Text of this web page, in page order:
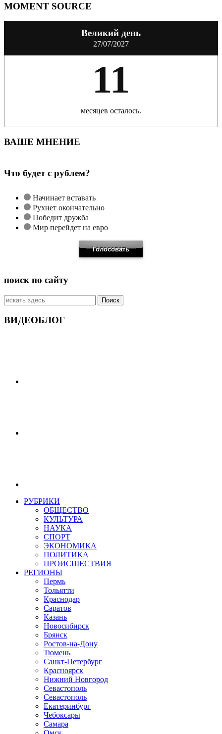
MOMENT SOURCE
Великий день
27/07/2027
11
месяцев осталось.
ВАШЕ МНЕНИЕ
Что будет с рублем?
Начинает вставать
Рухнет окончательно
Победит дружба
Мир перейдет на евро
поиск по сайту
Искать:
ВИДЕОБЛОГ
РУБРИКИ
ОБЩЕСТВО
КУЛЬТУРА
НАУКА
СПОРТ
ЭКОНОМИКА
ПОЛИТИКА
ПРОИСШЕСТВИЯ
РЕГИОНЫ
Пермь
Тольятти
Краснодар
Саратов
Казань
Новосибирск
Брянск
Ростов-на-Дону
Тюмень
Санкт-Петербург
Красноярск
Нижний Новгород
Севастополь
Севастополь
Екатеринбург
Чебоксары
Самара